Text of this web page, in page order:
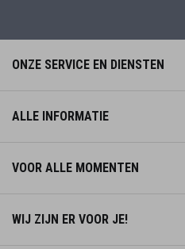
ONZE SERVICE EN DIENSTEN
ALLE INFORMATIE
VOOR ALLE MOMENTEN
WIJ ZIJN ER VOOR JE!